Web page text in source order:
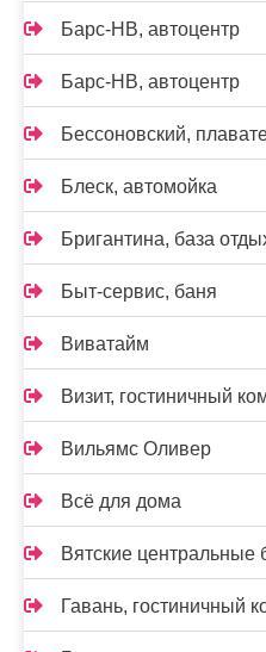
Барс-НВ, автоцентр
Барс-НВ, автоцентр
Бессоновский,
Блеск, автомойка
Бригантина, база
Быт-сервис, баня
Виватайм
Визит, гостиничный
Вильямс Оливер
Всё для дома
Вятские центральные
Гавань, гостиничный